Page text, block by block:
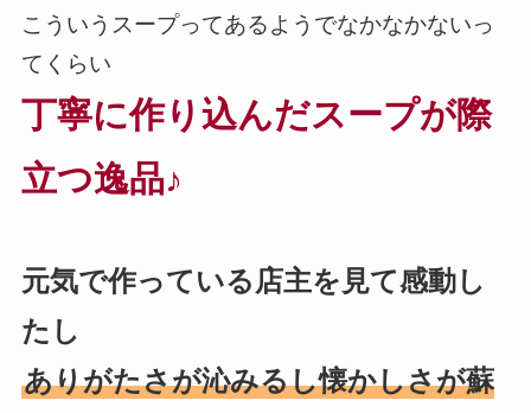
こういうスープってあるようでなかなかないっ
てくらい
丁寧に作り込んだスープが際
立つ逸品♪
元気で作っている店主を見て感動し
たし
ありがたさが沁みるし懐かしさが蘇